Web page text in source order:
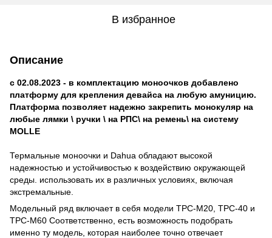
В избранное
Описание
с 02.08.2023 - в комплектацию моноочков добавлено
платформу для крепления девайса на любую амуницию.
Платформа позволяет надежно закрепить монокуляр на
любые лямки \ ручки \ на РПС\ на ремень\ на систему
MOLLE
Термальные моноочки и Dahua обладают высокой
надежностью и устойчивостью к воздействию окружающей
среды. использовать их в различных условиях, включая
экстремальные.
Модельный ряд включает в себя модели TPC-M20, TPC-40 и
TPC-M60 Соответственно, есть возможность подобрать
именно ту модель, которая наиболее точно отвечает